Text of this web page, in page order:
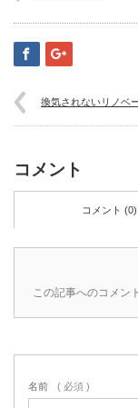
換気されないリノベ
コメント
コメント (0)
この記事へのコメン
名前 ( 必須 )